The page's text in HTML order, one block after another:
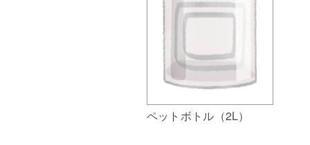
ペットボトル（2L）